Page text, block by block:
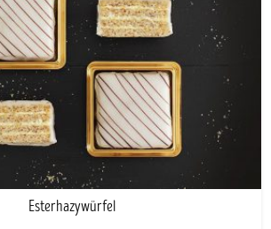
Esterhazywürfel